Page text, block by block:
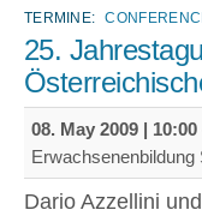
TERMINE:
25.
08. May 2009 | 10:00
Erwachsenenbildung
Dario Azzellini